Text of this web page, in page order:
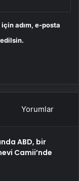
adım, e-posta
Yorumlar
ABD, bir
Camii’nde